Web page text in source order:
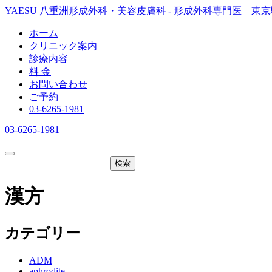
YAESU 八重洲形成外科・美容皮膚科 - 形成外科専門医 東
ホーム
クリニック案内
診療内容
料 金
お問い合わせ
ご予約
03-6265-1981
03-6265-1981
検索
漢方
カテゴリー
ADM